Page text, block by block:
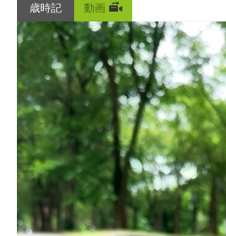
歳時記 動画